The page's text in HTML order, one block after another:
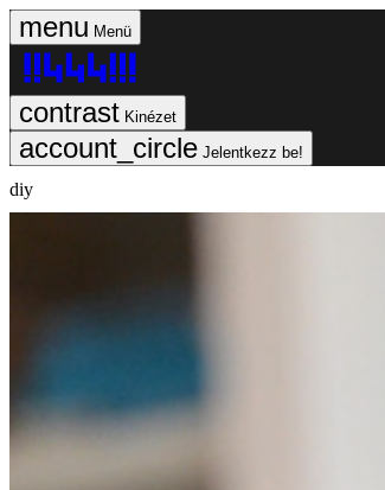
Menü
Kinézet
Jelentkezz be!
diy